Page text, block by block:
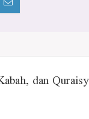
dan Quraisy